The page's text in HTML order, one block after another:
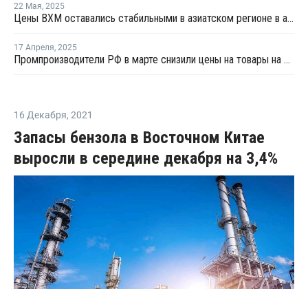
22 Мая, 2025
Цены ВХМ оставались стабильными в азиатском регионе в апреле
17 Апреля, 2025
Промпроизводители РФ в марте снизили цены на товары на 1,5%
16 Декабря, 2021
Запасы бензола в Восточном Китае
выросли в середине декабря на 3,4%